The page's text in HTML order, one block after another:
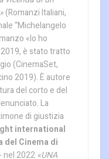
(Romanzi Italiani,
“Michelangelo
«Io ho
è stato tratto
(CinemaSet,
2019). È autore
del corto e del
La
di giustizia
international
del Cinema di
nel 2022«UNA